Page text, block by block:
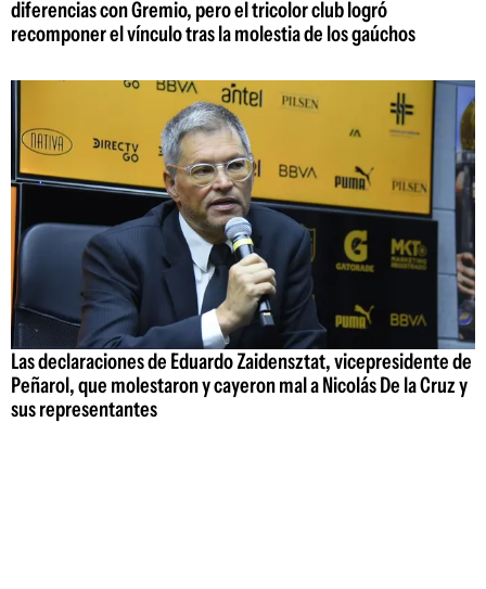
diferencias con Gremio, pero el tricolor club logró
recomponer el vínculo tras la molestia de los gaúchos
Las declaraciones de Eduardo Zaidensztat, vicepresidente de
Peñarol, que molestaron y cayeron mal a Nicolás De la Cruz y
sus representantes